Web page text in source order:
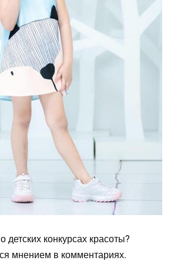
детских конкурсах красоты?
мнением в комментариях.